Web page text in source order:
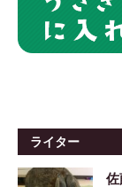
ライター
佐